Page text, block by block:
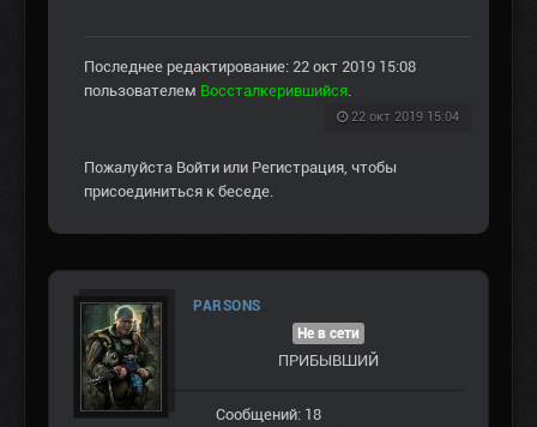
Последнее редактирование: 22 окт 2019 15:08
пользователем Воссталкерившийся.
22 окт 2019 15:04
Пожалуйста Войти или Регистрация, чтобы
присоединиться к беседе.
PARSONS
Не в сети
ПРИБЫВШИЙ
Сообщений: 18